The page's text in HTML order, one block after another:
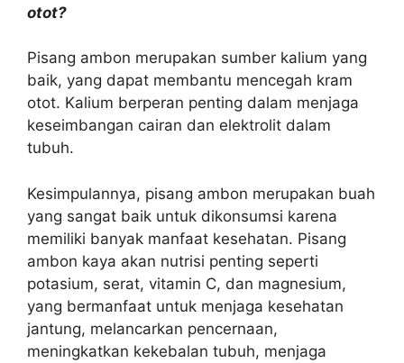
otot?
Pisang ambon merupakan sumber kalium yang
baik, yang dapat membantu mencegah kram
otot. Kalium berperan penting dalam menjaga
keseimbangan cairan dan elektrolit dalam
tubuh.
Kesimpulannya, pisang ambon merupakan buah
yang sangat baik untuk dikonsumsi karena
memiliki banyak manfaat kesehatan. Pisang
ambon kaya akan nutrisi penting seperti
potasium, serat, vitamin C, dan magnesium,
yang bermanfaat untuk menjaga kesehatan
jantung, melancarkan pencernaan,
meningkatkan kekebalan tubuh, menjaga